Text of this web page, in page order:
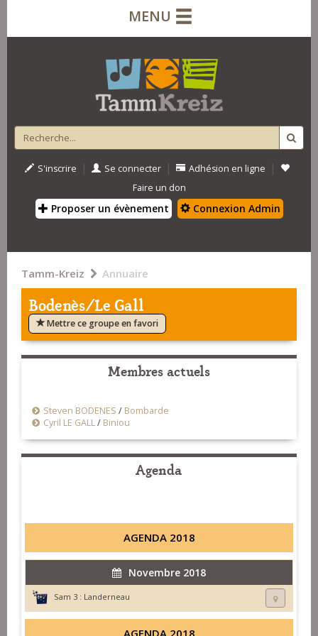
MENU
S'inscrire | Se connecter | Adhésion en ligne |
Faire un don
Proposer un évènement Connexion Admin
Tamm-Kreiz Annuaire
Bodenès/Le Gall
Mettre ce groupe en favori
Membres actuels
Steven BODENES / Bombarde
Cyril LE GALL/ Biniou
Agenda
AGENDA 2018
Novembre 2018
Sam 3 : Landerneau